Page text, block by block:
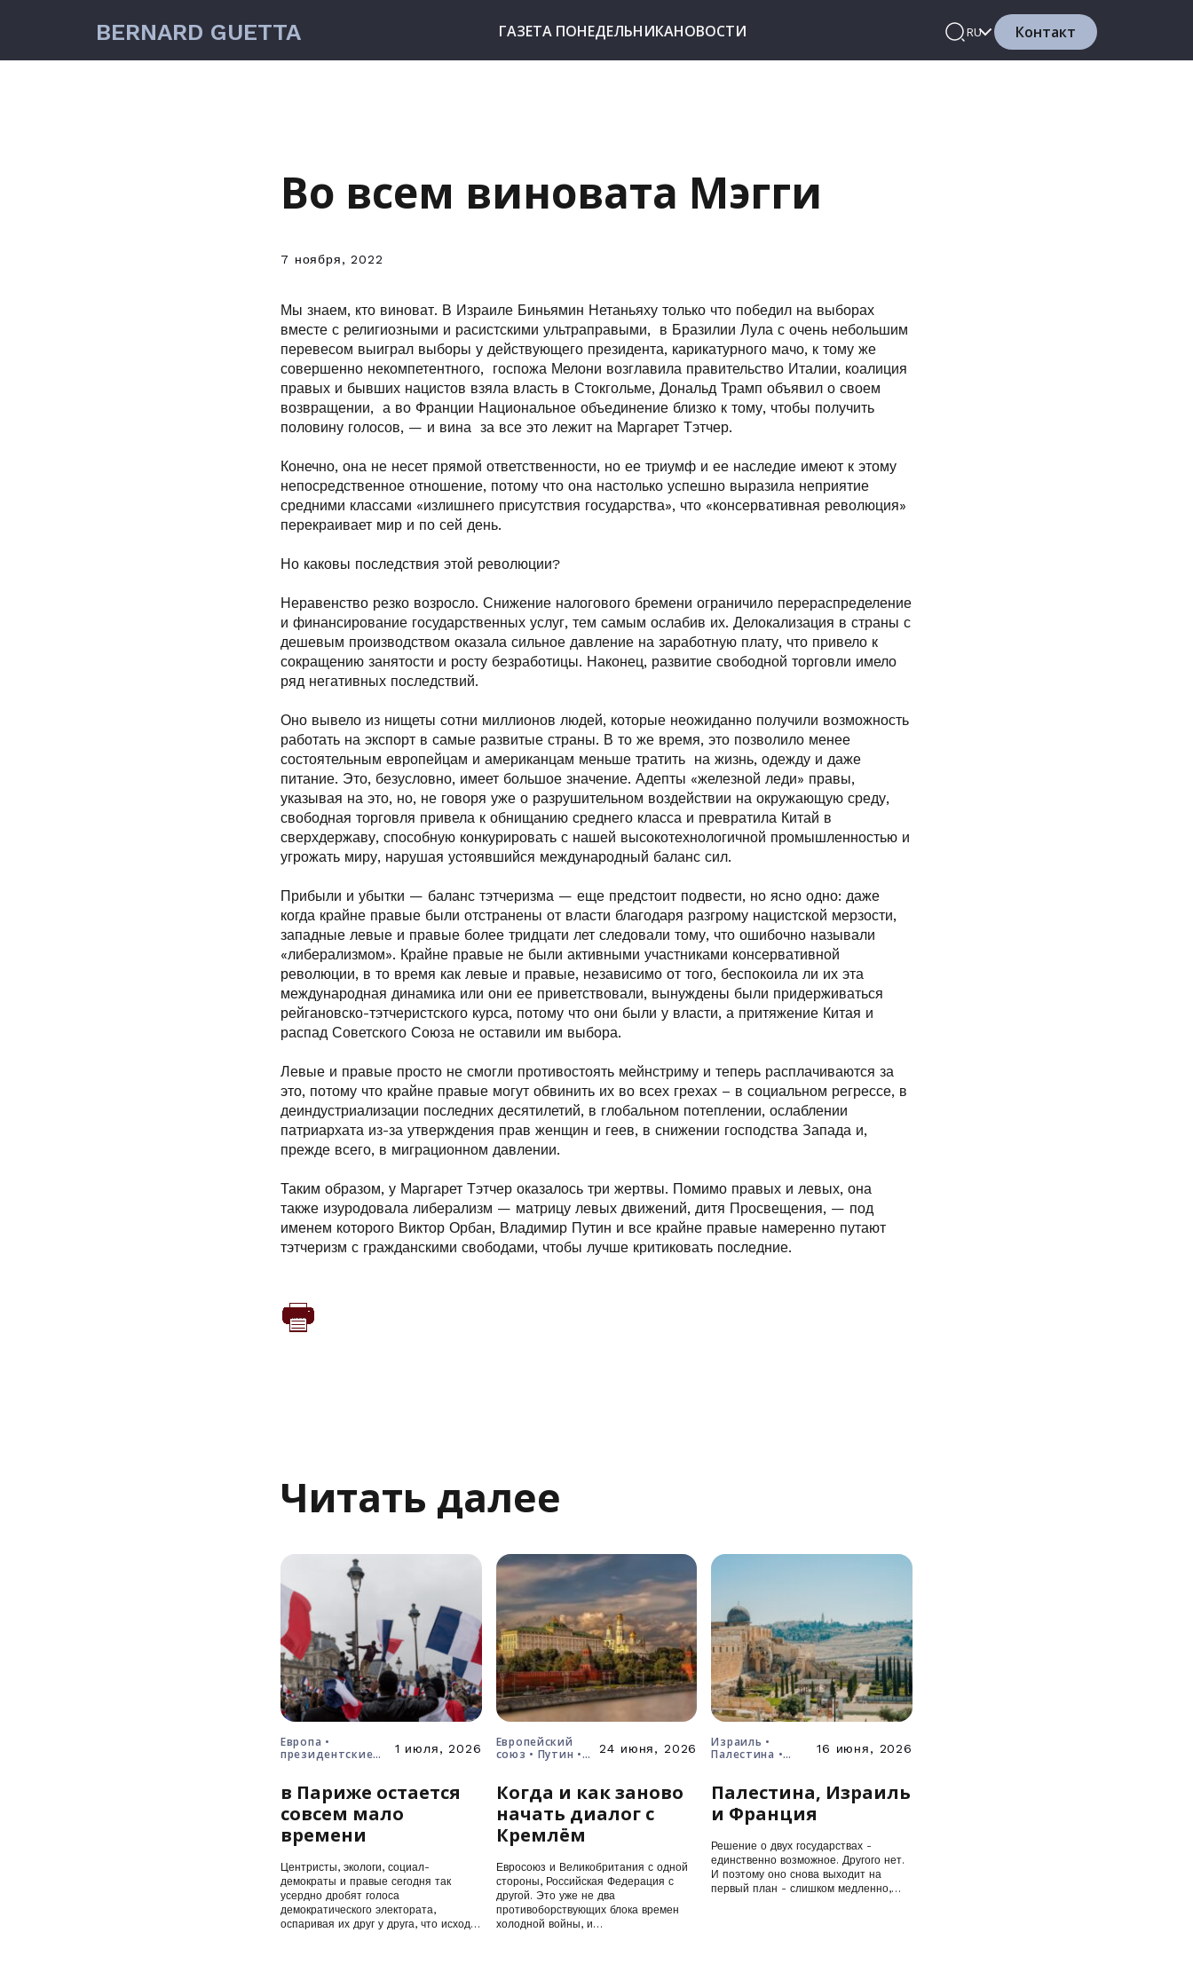
BERNARD GUETTA ГАЗЕТА ПОНЕДЕЛЬНИКАНОВОСТИ RU Контакт
Во всем виновата Мэгги
7 ноября, 2022
Мы знаем, кто виноват. В Израиле Биньямин Нетаньяху только что победил на выборах
вместе с религиозными и расистскими ультраправыми, в Бразилии Лула с очень небольшим
перевесом выиграл выборы у действующего президента, карикатурного мачо, к тому же
совершенно некомпетентного, госпожа Мелони возглавила правительство Италии, коалиция
правых и бывших нацистов взяла власть в Стокгольме, Дональд Трамп объявил о своем
возвращении, а во Франции Национальное объединение близко к тому, чтобы получить
половину голосов, — и вина за все это лежит на Маргарет Тэтчер.
Конечно, она не несет прямой ответственности, но ее триумф и ее наследие имеют к этому
непосредственное отношение, потому что она настолько успешно выразила неприятие
средними классами «излишнего присутствия государства», что «консервативная революция»
перекраивает мир и по сей день.
Но каковы последствия этой революции?
Неравенство резко возросло. Снижение налогового бремени ограничило перераспределение
и финансирование государственных услуг, тем самым ослабив их. Делокализация в страны с
дешевым производством оказала сильное давление на заработную плату, что привело к
сокращению занятости и росту безработицы. Наконец, развитие свободной торговли имело
ряд негативных последствий.
Оно вывело из нищеты сотни миллионов людей, которые неожиданно получили возможность
работать на экспорт в самые развитые страны. В то же время, это позволило менее
состоятельным европейцам и американцам меньше тратить на жизнь, одежду и даже
питание. Это, безусловно, имеет большое значение. Адепты «железной леди» правы,
указывая на это, но, не говоря уже о разрушительном воздействии на окружающую среду,
свободная торговля привела к обнищанию среднего класса и превратила Китай в
сверхдержаву, способную конкурировать с нашей высокотехнологичной промышленностью и
угрожать миру, нарушая устоявшийся международный баланс сил.
Прибыли и убытки — баланс тэтчеризма — еще предстоит подвести, но ясно одно: даже
когда крайне правые были отстранены от власти благодаря разгрому нацистской мерзости,
западные левые и правые более тридцати лет следовали тому, что ошибочно называли
«либерализмом». Крайне правые не были активными участниками консервативной
революции, в то время как левые и правые, независимо от того, беспокоила ли их эта
международная динамика или они ее приветствовали, вынуждены были придерживаться
рейгановско-тэтчеристского курса, потому что они были у власти, а притяжение Китая и
распад Советского Союза не оставили им выбора.
Левые и правые просто не смогли противостоять мейнстриму и теперь расплачиваются за
это, потому что крайне правые могут обвинить их во всех грехах – в социальном регрессе, в
деиндустриализации последних десятилетий, в глобальном потеплении, ослаблении
патриархата из-за утверждения прав женщин и геев, в снижении господства Запада и,
прежде всего, в миграционном давлении.
Таким образом, у Маргарет Тэтчер оказалось три жертвы. Помимо правых и левых, она
также изуродовала либерализм — матрицу левых движений, дитя Просвещения, — под
именем которого Виктор Орбан, Владимир Путин и все крайне правые намеренно путают
тэтчеризм с гражданскими свободами, чтобы лучше критиковать последние.
Читать далее
Европа •
президентские
1 июля, 2026
в Париже остается
совсем мало
времени
Центристы, экологи, социал-
демократы и правые сегодня так
усердно дробят голоса
демократического электората,
оспаривая их друг у друга, что исход
Европейский
союз • Путин •
24 июня, 2026
Когда и как заново
начать диалог с
Кремлём
Евросоюз и Великобритания с одной
стороны, Российская Федерация с
другой. Это уже не два
противоборствующих блока времен
холодной войны, и…
Израиль •
Палестина •
16 июня, 2026
Палестина, Израиль
и Франция
Решение о двух государствах -
единственно возможное. Другого нет.
И поэтому оно снова выходит на
первый план - слишком медленно,…